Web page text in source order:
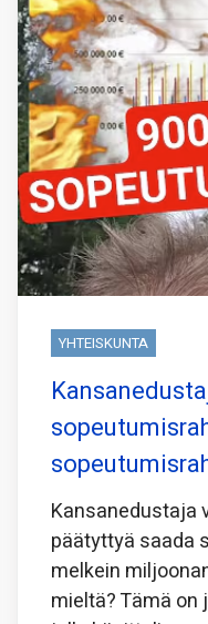
YHTEISKUNTA
Kansanedustaja
päätyttyä saada
melkein
mieltä? Tämä on